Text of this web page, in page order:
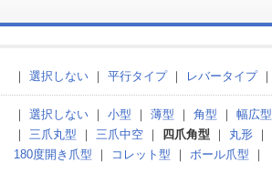
｜ 選択しない｜ 平行タイプ｜ レバータイプ｜
｜ 選択しない｜ 小型 ｜ 薄型 ｜ 角型 ｜ 幅広型
｜ 三爪丸型 ｜ 三爪中空｜ 四爪角型 ｜ 丸形｜
180度開き爪型 ｜ コレット型 ｜ ボール爪型 ｜